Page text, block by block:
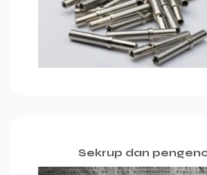
Sekrup dan